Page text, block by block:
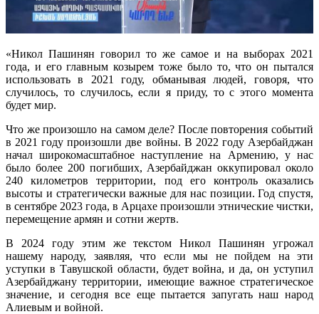
«Никол Пашинян говорил то же самое и на выборах 2021
года, и его главным козырем тоже было то, что он пытался
использовать в 2021 году, обманывая людей, говоря, что
случилось, то случилось, если я приду, то с этого момента
будет мир.
Что же произошло на самом деле? После повторения событий
в 2021 году произошли две войны. В 2022 году Азербайджан
начал широкомасштабное наступление на Армению, у нас
было более 200 погибших, Азербайджан оккупировал около
240 километров территории, под его контроль оказались
высоты и стратегически важные для нас позиции. Год спустя,
в сентябре 2023 года, в Арцахе произошли этнические чистки,
перемещение армян и сотни жертв.
В 2024 году этим же текстом Никол Пашинян угрожал
нашему народу, заявляя, что если мы не пойдем на эти
уступки в Тавушской области, будет война, и да, он уступил
Азербайджану территории, имеющие важное стратегическое
значение, и сегодня все еще пытается запугать наш народ
Алиевым и войной.